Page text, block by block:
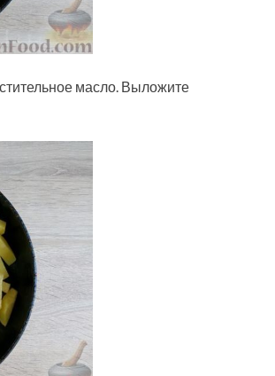
масло. Выложите